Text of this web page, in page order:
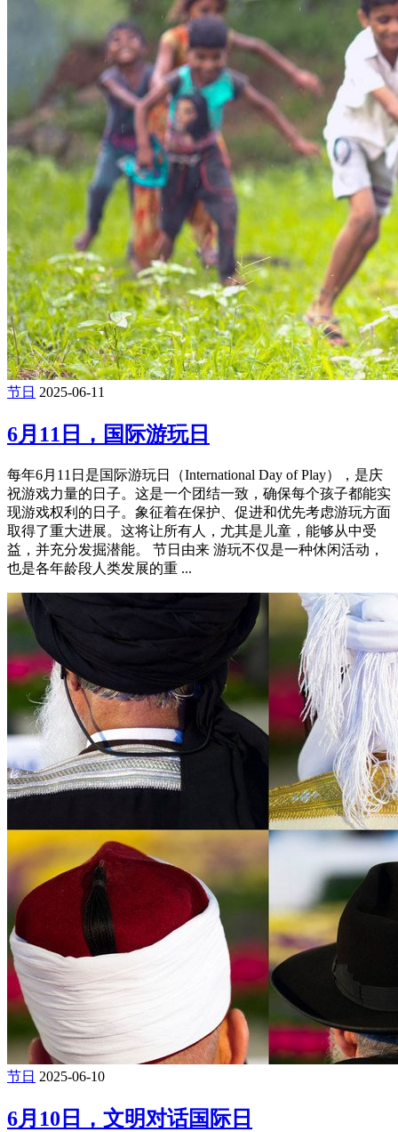
节日 2025-06-11
6月11日，国际游玩日
每年6月11日是国际游玩日（International Day of Play），是庆
祝游戏力量的日子。这是一个团结一致，确保每个孩子都能实
现游戏权利的日子。象征着在保护、促进和优先考虑游玩方面
取得了重大进展。这将让所有人，尤其是儿童，能够从中受
益，并充分发掘潜能。 节日由来 游玩不仅是一种休闲活动，
也是各年龄段人类发展的重 ...
节日 2025-06-10
6月10日，文明对话国际日